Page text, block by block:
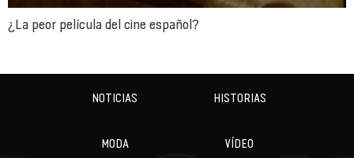
¿La peor película del cine español?
NOTICIAS HISTORIAS
MODA VÍDEO